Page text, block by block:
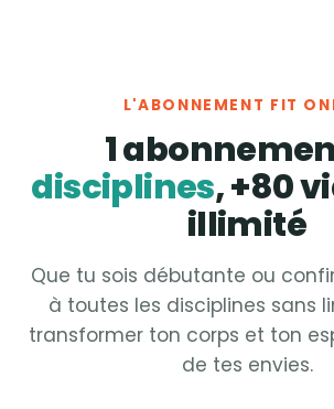
L'ABONNEMENT FIT
1
disciplines, +80
illimité
Que tu sois débutante ou
à toutes les disciplines sans
transformer ton corps et ton
de tes envies.